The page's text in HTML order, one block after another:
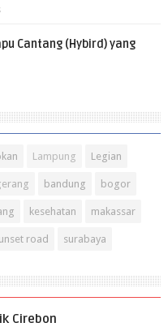
Cantang (Hybird) yang
Lampung Legian
bandung bogor
kesehatan makassar
road surabaya
Cirebon